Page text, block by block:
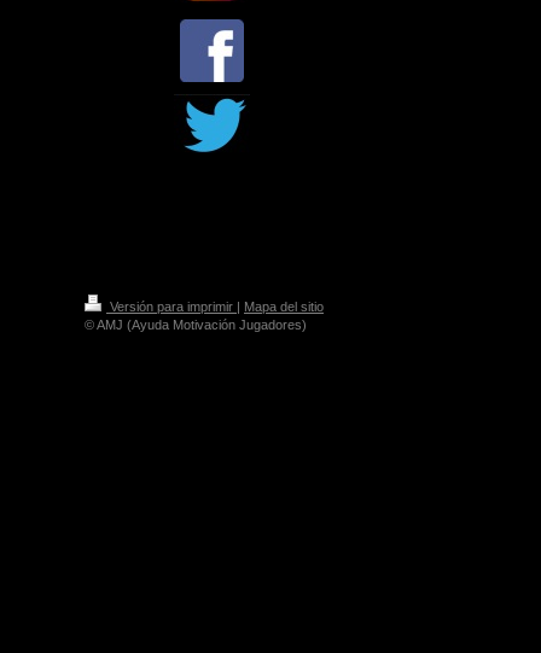
Versión para imprimir | Mapa del sitio
© AMJ (Ayuda Motivación Jugadores)